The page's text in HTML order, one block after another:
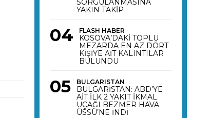
SORGULANMASINA
YAKIN TAKİP
FLASH HABER
KOSOVA’DAKİ TOPLU
MEZARDA EN AZ DÖRT
KİŞİYE AİT KALINTILAR
BULUNDU
BULGARISTAN
BULGARİSTAN: ABD’YE
AİT İLK 2 YAKIT İKMAL
UÇAĞI BEZMER HAVA
ÜSSÜ’NE İNDİ